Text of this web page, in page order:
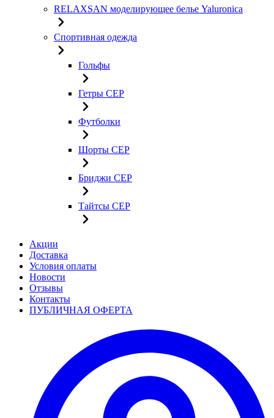
RELAXSAN моделирующее белье Yaluroniсa
Спортивная одежда
Гольфы
Гетры CEP
Футболки
Шорты CEP
Бриджи CEP
Тайтсы CEP
Акции
Доставка
Условия оплаты
Новости
Отзывы
Контакты
ПУБЛИЧНАЯ ОФЕРТА